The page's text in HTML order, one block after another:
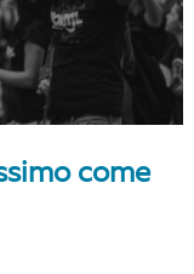
come